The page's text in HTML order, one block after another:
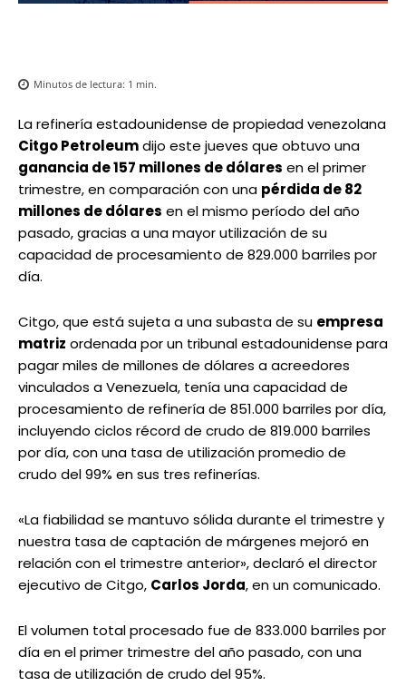
Minutos de lectura: 1 min.
La refinería estadounidense de propiedad venezolana
Citgo Petroleumdijo este jueves que obtuvo una
ganancia de 157 millones de dólares en el primer
trimestre, en comparación con una pérdida de 82
millones de dólares en el mismo período del año
pasado, gracias a una mayor utilización de su
capacidad de procesamiento de 829.000 barriles por
día.
Citgo, que está sujeta a una subasta de su empresa
matriz ordenada por un tribunal estadounidense para
pagar miles de millones de dólares a acreedores
vinculados a Venezuela, tenía una capacidad de
procesamiento de refinería de 851.000 barriles por día,
incluyendo ciclos récord de crudo de 819.000 barriles
por día, con una tasa de utilización promedio de
crudo del 99% en sus tres refinerías.
«La fiabilidad se mantuvo sólida durante el trimestre y
nuestra tasa de captación de márgenes mejoró en
relación con el trimestre anterior», declaró el director
ejecutivo de Citgo, Carlos Jorda, en un comunicado.
El volumen total procesado fue de 833.000 barriles por
día en el primer trimestre del año pasado, con una
tasa de utilización de crudo del 95%.